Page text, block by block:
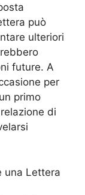
può
ulteriori
future. A
per
primo
di
una Lettera